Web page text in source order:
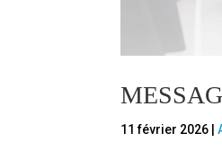
11 février 2026 |